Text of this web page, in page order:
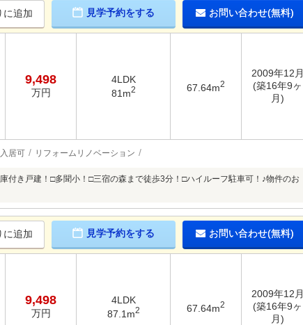
に追加 見学予約をする お問い合わせ(無料)
9,498
万円
4LDK
81m2 67.64m2
2009年12月
(築16年9ヶ
月)
居可 リフォームリノベーション
□多聞小！□三宿の森まで徒歩3分！□ハイルーフ駐車可！♪物件のお
に追加 見学予約をする お問い合わせ(無料)
9,498
万円
4LDK
87.1m2 67.64m2
2009年12月
(築16年9ヶ
月)